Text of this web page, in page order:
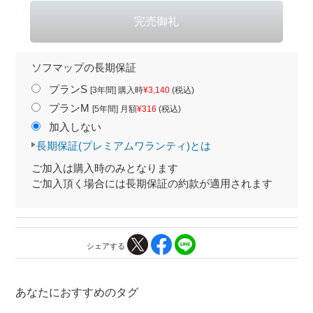
ソフマップの長期保証
プランS [3年間] 購入時¥3,140(税込)
プランM [5年間] 月額¥316 (税込)
加入しない
長期保証(プレミアムワランティ)とは
ご加入は購入時のみとなります
ご加入頂く場合には長期保証の約款が適用されます
シェアする
あなたにおすすめのタグ